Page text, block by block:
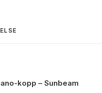
kopp – Sunbeam